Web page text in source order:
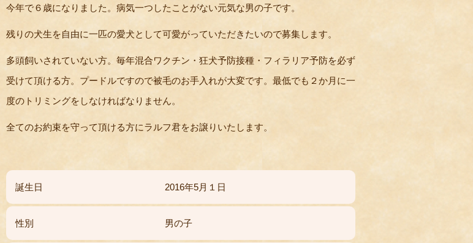
今年で６歳になりました。病気一つしたことがない元気な男の子です。
残りの犬生を自由に一匹の愛犬として可愛がっていただきたいので募集します。
多頭飼いされていない方。毎年混合ワクチン・狂犬予防接種・フィラリア予防を必ず
受けて頂ける方。プードルですので被毛のお手入れが大変です。最低でも２か月に一
度のトリミングをしなければなりません。
全てのお約束を守って頂ける方にラルフ君をお譲りいたします。
誕生日 2016年5月１日
性別 男の子